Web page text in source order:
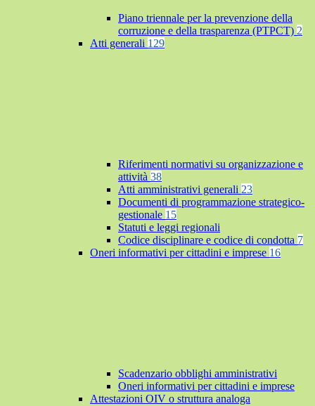
Piano triennale per la prevenzione della
corruzione e della trasparenza (PTPCT) 2
Atti generali 129
Riferimenti normativi su organizzazione e
attività 38
Atti amministrativi generali 23
Documenti di programmazione strategico-
gestionale 15
Statuti e leggi regionali
Codice disciplinare e codice di condotta 7
Oneri informativi per cittadini e imprese 16
Scadenzario obblighi amministrativi
Oneri informativi per cittadini e imprese
Attestazioni OIV o struttura analoga